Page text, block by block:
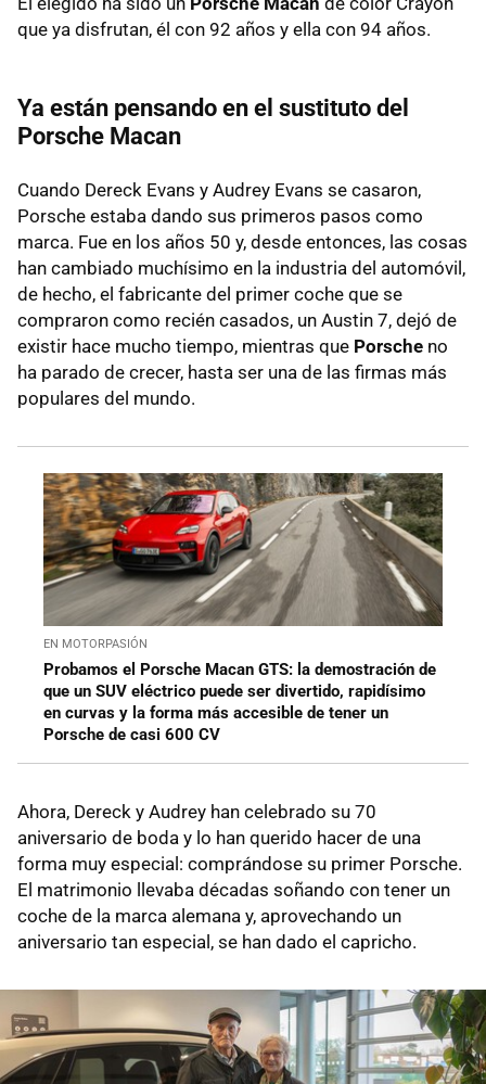
que ya disfrutan, él con 92 años y ella con 94 años.
Ya están pensando en el sustituto del
Porsche Macan
Cuando Dereck Evans y Audrey Evans se casaron,
Porsche estaba dando sus primeros pasos como
marca. Fue en los años 50 y, desde entonces, las cosas
han cambiado muchísimo en la industria del automóvil,
de hecho, el fabricante del primer coche que se
compraron como recién casados, un Austin 7, dejó de
existir hace mucho tiempo, mientras que Porsche no
ha parado de crecer, hasta ser una de las firmas más
populares del mundo.
EN MOTORPASIÓN
Probamos el Porsche Macan GTS: la demostración de
que un SUV eléctrico puede ser divertido, rapidísimo
en curvas y la forma más accesible de tener un
Porsche de casi 600 CV
Ahora, Dereck y Audrey han celebrado su 70
aniversario de boda y lo han querido hacer de una
forma muy especial: comprándose su primer Porsche.
El matrimonio llevaba décadas soñando con tener un
coche de la marca alemana y, aprovechando un
aniversario tan especial, se han dado el capricho.